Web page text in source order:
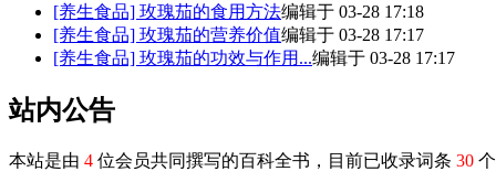
[养生食品] 玫瑰茄的食用方法编辑于 03-28 17:18
[养生食品] 玫瑰茄的营养价值编辑于 03-28 17:17
[养生食品] 玫瑰茄的功效与作用...编辑于 03-28 17:17
站内公告
本站是由 4 位会员共同撰写的百科全书，目前已收录词条 30 个